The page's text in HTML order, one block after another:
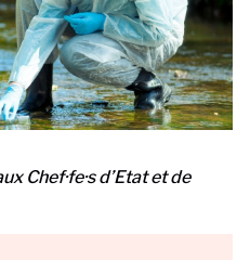
Chef·fe·s d’Etat et de